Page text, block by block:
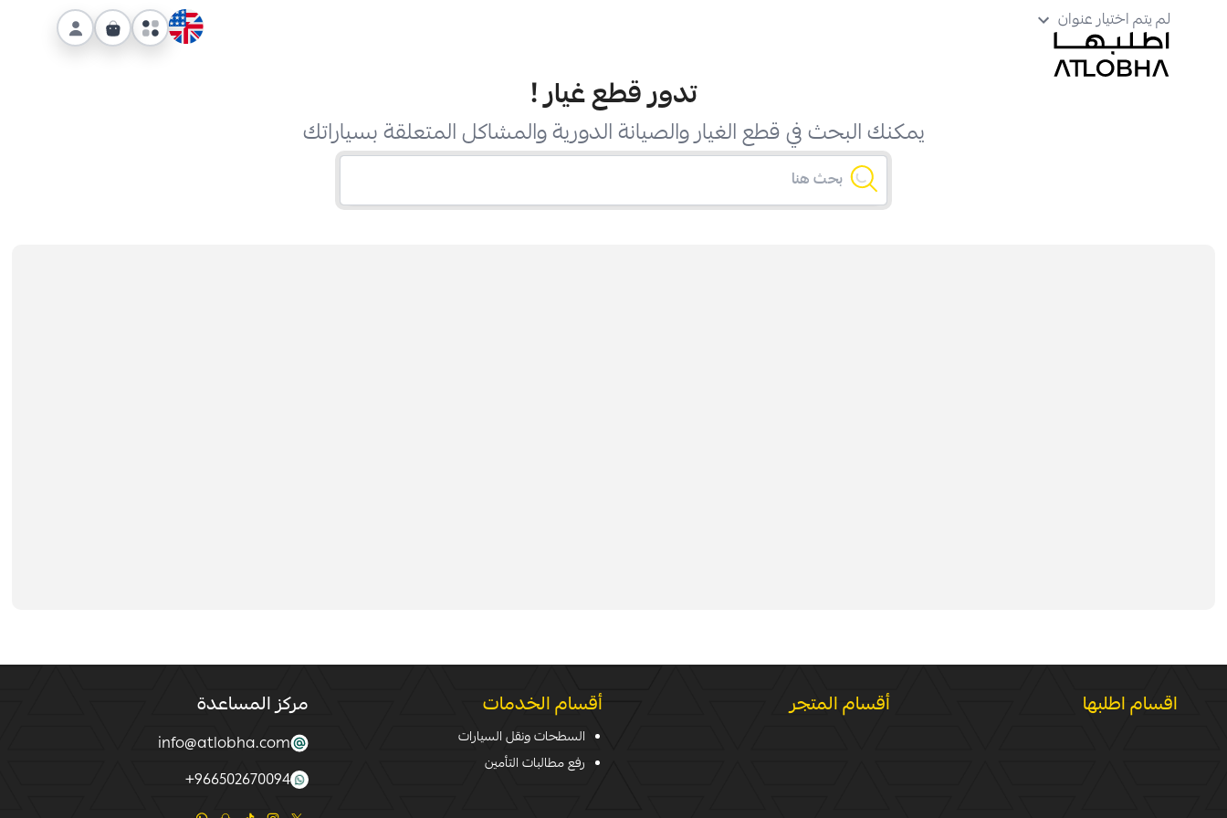
لم يتم اختيار عنوان
تدور قطع غيار!
يمكنك البحث في قطع الغيار والصيانة الدورية والمشاكل المتعلقة بسياراتك
اقسام اطلبها أقسام المتجر أقسام الخدمات
السطحات ونقل السيارات
رفع مطالبات التأمين
مركز المساعدة
info@atlobha.com
966502670094
+